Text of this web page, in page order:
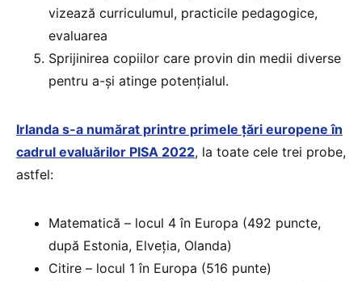
vizează curriculumul, practicile pedagogice,
evaluarea
Sprijinirea copiilor care provin din medii diverse
pentru a-și atinge potențialul.
Irlanda s-a numărat printre primele țări europene în
cadrul evaluărilor PISA 2022, la toate cele trei probe,
astfel:
Matematică – locul 4 în Europa (492 puncte,
după Estonia, Elveția, Olanda)
Citire – locul 1 în Europa (516 punte)